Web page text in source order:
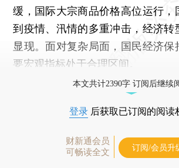
缓，国际大宗商品价格高位运行，
到疫情、汛情的多重冲击，经济转
显现。面对复杂局面，国民经济保
要宏观指标处于合理区间。
本文共计2390字 订阅后继续
登录 后获取已订阅的阅读
财新通会员
可畅读全文
订阅/会员升